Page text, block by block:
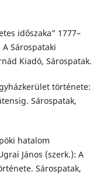
időszaka” 1777–
Sárospataki
Kiadó, Sárospatak.
története:
Sárospatak,
hatalom
János (szerk.): A
Sárospatak,